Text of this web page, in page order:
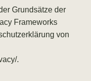
Grundsätze der
Frameworks
von
.